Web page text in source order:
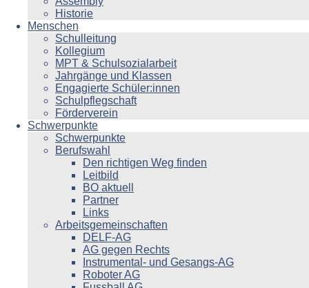
Historie
Menschen
Schulleitung
Kollegium
MPT & Schulsozialarbeit
Jahrgänge und Klassen
Engagierte Schüler:innen
Schulpflegschaft
Förderverein
Schwerpunkte
Schwerpunkte
Berufswahl
Den richtigen Weg finden
Leitbild
BO aktuell
Partner
Links
Arbeitsgemeinschaften
DELF-AG
AG gegen Rechts
Instrumental- und Gesangs-AG
Roboter AG